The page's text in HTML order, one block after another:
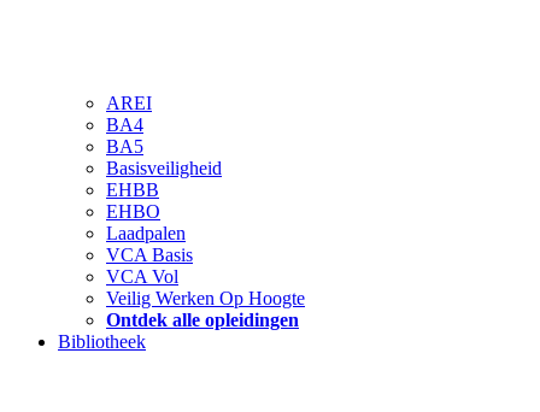
AREI
BA4
BA5
Basisveiligheid
EHBB
EHBO
Laadpalen
VCA Basis
VCA Vol
Veilig Werken Op Hoogte
Ontdek alle opleidingen
Bibliotheek